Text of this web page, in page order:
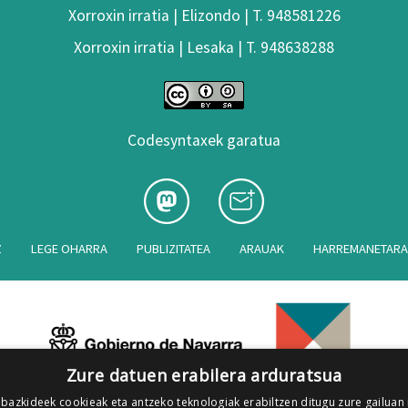
Xorroxin irratia | Elizondo | T. 948581226
Xorroxin irratia | Lesaka | T. 948638288
Codesyntaxek garatua
LEGE OHARRA PUBLIZITATEA ARAUAK
Zure datuen erabilera arduratsua
cookieak eta antzeko teknologiak erabiltzen ditugu zure